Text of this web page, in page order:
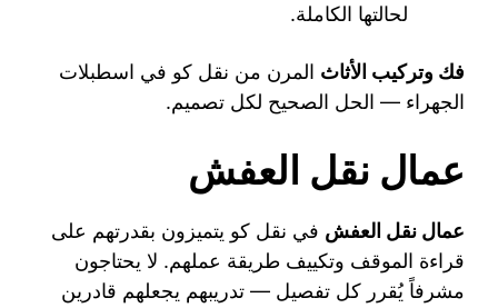
لحالتها الكاملة.
فك وتركيب الأثاث المرن من نقل كو في اسطبلات
الجهراء — الحل الصحيح لكل تصميم.
عمال نقل العفش
عمال نقل العفش في نقل كو يتميزون بقدرتهم على
قراءة الموقف وتكييف طريقة عملهم. لا يحتاجون
مشرفاً يُقرر كل تفصيل — تدريبهم يجعلهم قادرين